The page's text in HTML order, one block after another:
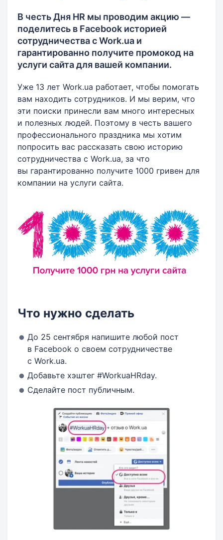
В честь Дня HR мы проводим акцию —
поделитесь в Facebook историей
сотрудничества с Work.ua и
гарантированно получите промокод на
услуги сайта для вашей компании.
Уже 13 лет Work.ua работает, чтобы помогать
вам находить сотрудников. И мы верим, что
эти поиски принесли вам много интересных
и полезных людей. Поэтому в честь вашего
профессионального праздника мы хотим
попросить вас рассказать свою историю
сотрудничества с Work.ua, за что
вы гарантированно получите 1000 гривен для
компании на услуги сайта.
Что нужно сделать
До 25 сентября напишите любой пост
в Facebook о своем сотрудничестве
с Work.ua.
Добавьте хэштег #WorkuaHRday.
Сделайте пост публичным.